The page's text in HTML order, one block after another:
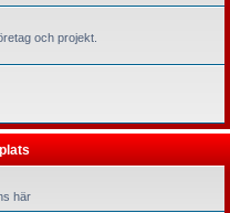
och projekt.
här